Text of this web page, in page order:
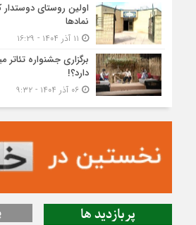
اولین روستای
نمادها
برگزاری جشنواره تئاتر
دارد؟!
۰۶ آذر ۱۴۰۴ - ۹:۳۲
پربازدید ها